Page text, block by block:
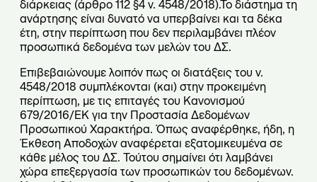
διάρκειας (άρθρο 112 §4 ν. 4548/2018).Το διάστημα τη
ανάρτησης είναι δυνατό να υπερβαίνει και τα δέκα
έτη, στην περίπτωση που δεν περιλαμβάνει πλέον
προσωπικά δεδομένα των μελών του ΔΣ.
Επιβεβαιώνουμε λοιπόν πως οι διατάξεις του ν.
4548/2018 συμπλέκονται (και) στην προκειμένη
περίπτωση, με τις επιταγές του Κανονισμού
679/2016/ΕΚ για την Προστασία Δεδομένων
Προσωπικού Χαρακτήρα. Όπως αναφέρθηκε, ήδη, η
Έκθεση Αποδοχών αναφέρεται εξατομικευμένα σε
κάθε μέλος του ΔΣ. Τούτου σημαίνει ότι λαμβάνει
χώρα επεξεργασία των προσωπικών του δεδομένων.